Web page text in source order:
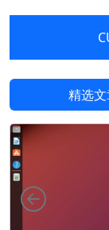
精选
向左